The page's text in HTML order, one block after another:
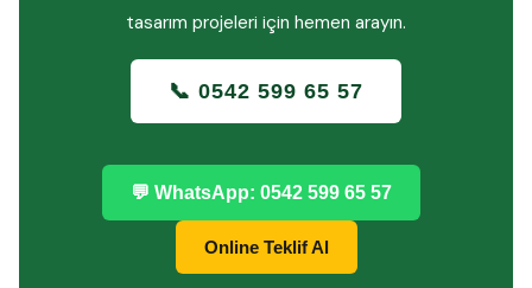
tasarım projeleri için hemen arayın.
📞 0542 599 65 57
💬 WhatsApp: 0542 599 65 57
Online Teklif Al